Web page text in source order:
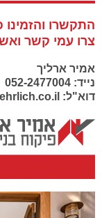
התקשרו
צרו עמי קשר
אמיר ארליך
נייד: 052-2477004
דוא"ל: amir@amir-ehrlich.co.il